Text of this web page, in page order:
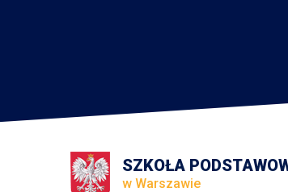
SZKOŁA
w Warszawie